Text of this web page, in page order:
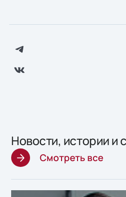
Новости, истории и
Смотреть все